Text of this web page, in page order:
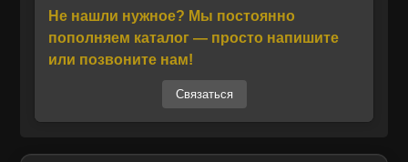
Даю своё согласие на обработку персональных данных.
отличающаяся высокой точностью
изготовления и совместимостью с техникой
ведущих мировых брендов. Итальянский
производитель ITR USCO специализируется
на выпуске качественных аналогов для
строительной, дорожной и коммунальной
Не нашли нужное? Мы постоянно
пополняем каталог — просто напишите
или позвоните нам!
Связаться